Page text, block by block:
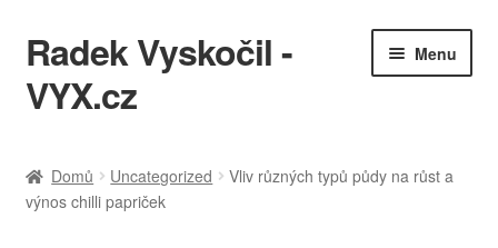
Přeskočit
na
navigaci
Přejít
k
obsahu
Radek Vyskočil -
VYX.cz
Menu
Ukázky práce
Domů Uncategorized
Vliv různých typů půdy na růst a
výnos chilli papriček